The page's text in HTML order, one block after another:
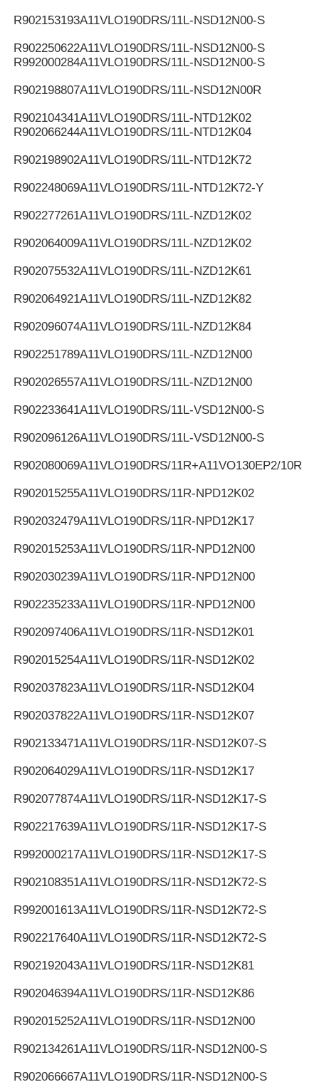
R902153193A11VLO190DRS/11L-NSD12N00-S
R902250622A11VLO190DRS/11L-NSD12N00-S
R992000284A11VLO190DRS/11L-NSD12N00-S
R902198807A11VLO190DRS/11L-NSD12N00R
R902104341A11VLO190DRS/11L-NTD12K02
R902066244A11VLO190DRS/11L-NTD12K04
R902198902A11VLO190DRS/11L-NTD12K72
R902248069A11VLO190DRS/11L-NTD12K72-Y
R902277261A11VLO190DRS/11L-NZD12K02
R902064009A11VLO190DRS/11L-NZD12K02
R902075532A11VLO190DRS/11L-NZD12K61
R902064921A11VLO190DRS/11L-NZD12K82
R902096074A11VLO190DRS/11L-NZD12K84
R902251789A11VLO190DRS/11L-NZD12N00
R902026557A11VLO190DRS/11L-NZD12N00
R902233641A11VLO190DRS/11L-VSD12N00-S
R902096126A11VLO190DRS/11L-VSD12N00-S
R902080069A11VLO190DRS/11R+A11VO130EP2/10R
R902015255A11VLO190DRS/11R-NPD12K02
R902032479A11VLO190DRS/11R-NPD12K17
R902015253A11VLO190DRS/11R-NPD12N00
R902030239A11VLO190DRS/11R-NPD12N00
R902235233A11VLO190DRS/11R-NPD12N00
R902097406A11VLO190DRS/11R-NSD12K01
R902015254A11VLO190DRS/11R-NSD12K02
R902037823A11VLO190DRS/11R-NSD12K04
R902037822A11VLO190DRS/11R-NSD12K07
R902133471A11VLO190DRS/11R-NSD12K07-S
R902064029A11VLO190DRS/11R-NSD12K17
R902077874A11VLO190DRS/11R-NSD12K17-S
R902217639A11VLO190DRS/11R-NSD12K17-S
R992000217A11VLO190DRS/11R-NSD12K17-S
R902108351A11VLO190DRS/11R-NSD12K72-S
R992001613A11VLO190DRS/11R-NSD12K72-S
R902217640A11VLO190DRS/11R-NSD12K72-S
R902192043A11VLO190DRS/11R-NSD12K81
R902046394A11VLO190DRS/11R-NSD12K86
R902015252A11VLO190DRS/11R-NSD12N00
R902134261A11VLO190DRS/11R-NSD12N00-S
R902066667A11VLO190DRS/11R-NSD12N00-S